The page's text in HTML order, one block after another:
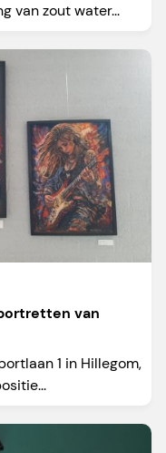
van zout water...
van
1 in Hillegom,